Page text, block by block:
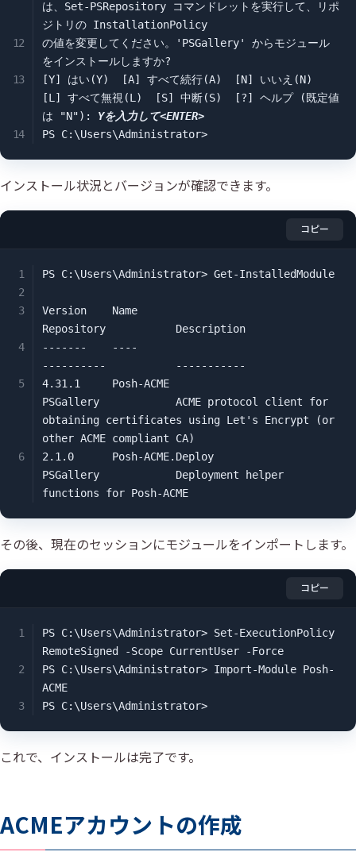
は、Set-PSRepository コマンドレットを実行して、リポ
ジトリの InstallationPolicy
の値を変更してください。'PSGallery' からモジュール
をインストールしますか?
[Y] はい(Y)  [A] すべて続行(A)  [N] いいえ(N)
[L] すべて無視(L)  [S] 中断(S)  [?] ヘルプ (既定値
は "N"): Yを入力して<ENTER>
PS C:\Users\Administrator>
インストール状況とバージョンが確認できます。
コピー
PS C:\Users\Administrator> Get-InstalledModule
Version    Name
Repository           Description
-------    ----
----------           -----------
4.31.1     Posh-ACME
PSGallery            ACME protocol client for
obtaining certificates using Let's Encrypt (or
other ACME compliant CA)
2.1.0      Posh-ACME.Deploy
PSGallery            Deployment helper
functions for Posh-ACME
その後、現在のセッションにモジュールをインポートします。
コピー
PS C:\Users\Administrator> Set-ExecutionPolicy
RemoteSigned -Scope CurrentUser -Force
PS C:\Users\Administrator> Import-Module Posh-
ACME
PS C:\Users\Administrator>
これで、インストールは完了です。
ACMEアカウントの作成